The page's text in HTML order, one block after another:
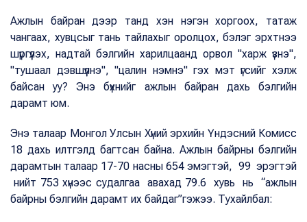
Ажлын байран дээр танд хэн нэгэн хоргоох, татаж
чангаах, хувцсыг тань тайлахыг оролцох, бэлэг эрхтнээ
шүргүүлэх, надтай бэлгийн харилцаанд орвол "харж үзнэ",
"тушаал дэвшүүлнэ", "цалин нэмнэ" гэх мэт үгсийг хэлж
байсан уу? Энэ бүхнийг ажлын байран дахь бэлгийн
дарамт юм.
Энэ талаар Монгол Улсын Хүний эрхийн Үндэсний Комисс
18 дахь илтгэлд багтсан байна. Ажлын байрны бэлгийн
дарамтын талаар 17-70 насны 654 эмэгтэй, 99 эрэгтэй
нийт 753 хүнээс судалгаа авахад 79.6 хувь нь “ажлын
байрны бэлгийн дарамт их байдаг”гэжээ. Тухайлбал: